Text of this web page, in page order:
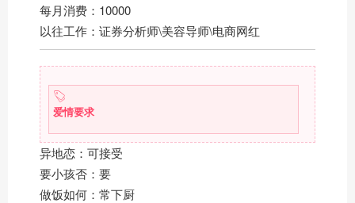
每月消费：10000
以往工作：证券分析师\美容导师\电商网红
爱情要求
异地恋：可接受
要小孩否：要
做饭如何：常下厨